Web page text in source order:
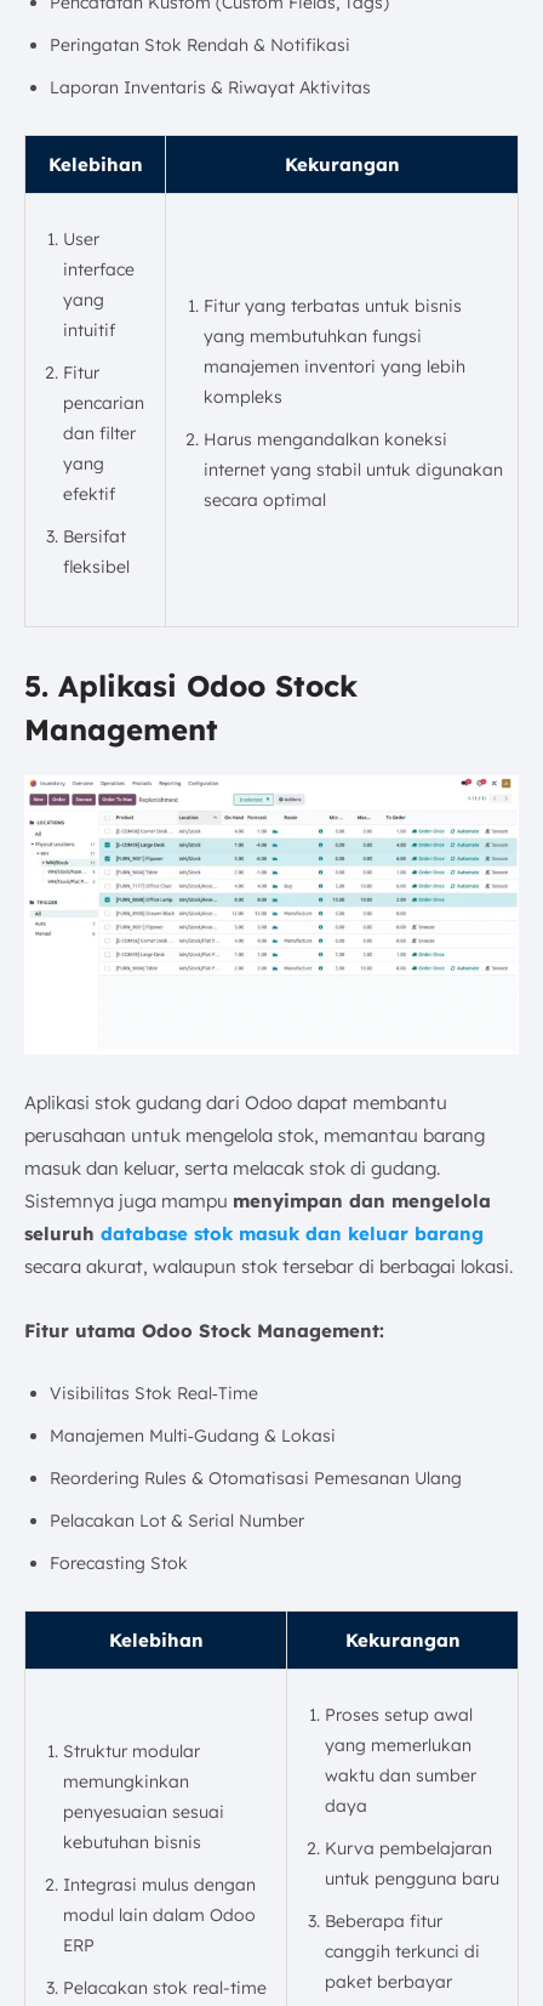
Peringatan Stok Rendah & Notifikasi
Laporan Inventaris & Riwayat Aktivitas
Kelebihan Kekurangan
User
interface
yang
intuitif
Fitur
pencarian
dan filter
yang
efektif
Bersifat
fleksibel
Fitur yang terbatas untuk bisnis
yang membutuhkan fungsi
manajemen inventori yang lebih
kompleks
Harus mengandalkan koneksi
internet yang stabil untuk digunakan
secara optimal
5. Aplikasi Odoo Stock
Management
Aplikasi stok gudang dari Odoo dapat membantu
perusahaan untuk mengelola stok, memantau barang
masuk dan keluar, serta melacak stok di gudang.
Sistemnya juga mampu menyimpan dan mengelola
seluruh database stok masuk dan keluar barang
secara akurat, walaupun stok tersebar di berbagai lokasi.
Fitur utama Odoo Stock Management:
Visibilitas Stok Real‑Time
Manajemen Multi‑Gudang & Lokasi
Reordering Rules & Otomatisasi Pemesanan Ulang
Pelacakan Lot & Serial Number
Forecasting Stok
Kelebihan Kekurangan
Struktur modular
memungkinkan
penyesuaian sesuai
kebutuhan bisnis
Integrasi mulus dengan
modul lain dalam Odoo
ERP
Pelacakan stok real-time
Proses setup awal
yang memerlukan
waktu dan sumber
daya
Kurva pembelajaran
untuk pengguna baru
Beberapa fitur
canggih terkunci di
paket berbayar